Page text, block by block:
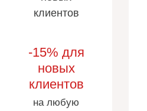
-15% для
новых
клиентов
на любую